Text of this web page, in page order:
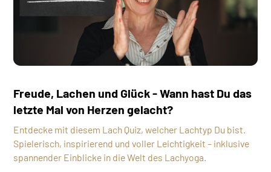
Freude, Lachen und Glück - Wann hast Du das
letzte Mal von Herzen gelacht?
Entdecke mit diesem Lach Quiz, welcher Lachtyp Du bist.
Spielerisch, inspirierend und voller Leichtigkeit – inklusive
spannender Einblicke in die Welt des Lachyoga.